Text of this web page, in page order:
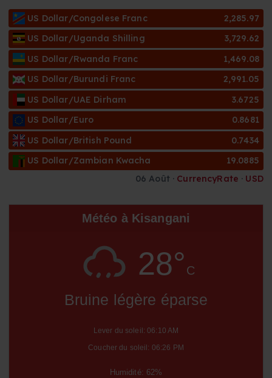
c
h
v
e
US Dollar/Congolese Franc
2,285.97
US Dollar/Uganda Shilling
3,729.62
US Dollar/Rwanda Franc
1,469.08
US Dollar/Burundi Franc
2,991.05
US Dollar/UAE Dirham
3.6725
US Dollar/Euro
0.8681
US Dollar/British Pound
0.7434
US Dollar/Zambian Kwacha
19.0885
06 Août · CurrencyRate · USD
Météo à Kisangani
28° C
Bruine légère éparse
Lever du soleil: 06:10 AM
Coucher du soleil: 06:26 PM
Humidité: 62%